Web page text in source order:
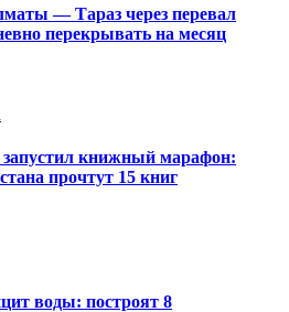
— Тараз через перевал
перекрывать на месяц
книжный марафон:
прочтут 15 книг
воды: построят 8